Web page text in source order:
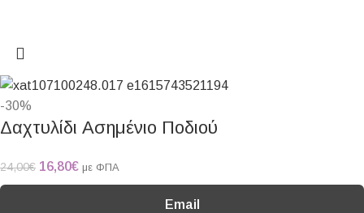
-30%
Δαχτυλίδι Ασημένιο Ποδιού
24,00€ 16,80€ με ΦΠΑ
Email